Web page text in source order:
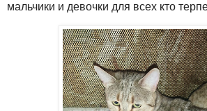
мальчики и девочки для всех кто